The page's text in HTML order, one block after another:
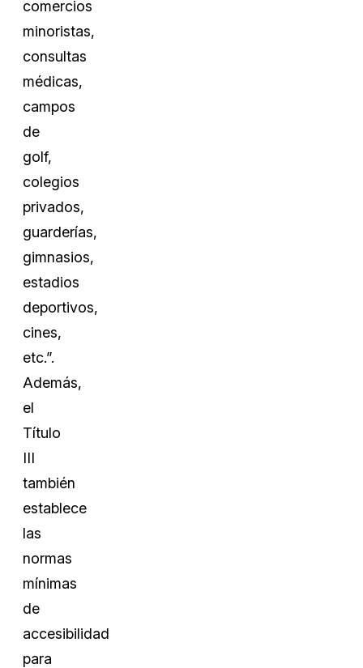
comercios
minoristas,
consultas
médicas,
campos
de
golf,
colegios
privados,
guarderías,
gimnasios,
estadios
deportivos,
cines,
etc.”.
Además,
el
Título
III
también
establece
las
normas
mínimas
de
accesibilidad
para